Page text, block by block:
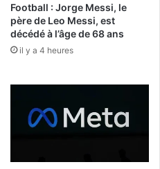
Football : Jorge Messi, le
père de Leo Messi, est
décédé à l’âge de 68 ans
il y a 4 heures